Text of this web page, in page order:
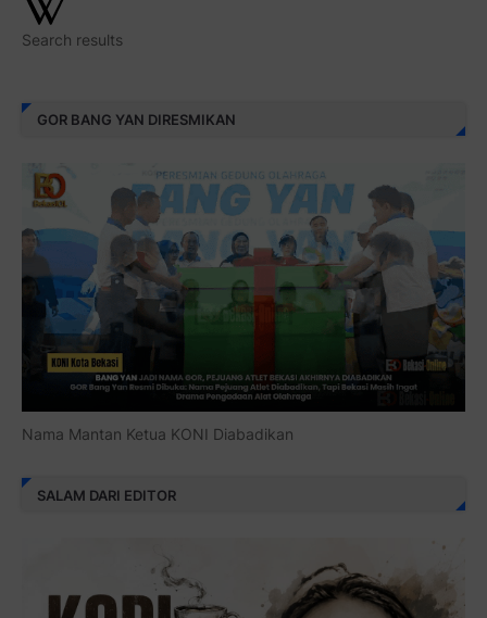
Search results
GOR BANG YAN DIRESMIKAN
Nama Mantan Ketua KONI Diabadikan
SALAM DARI EDITOR